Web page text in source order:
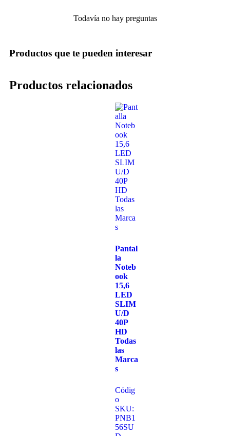
Todavía no hay preguntas
Productos que te pueden interesar
Productos relacionados
Pantal
la
Noteb
ook
15,6
LED
SLIM
U/D
40P
HD
Todas
las
Marca
s
Códig
o
SKU:
PNB1
56SU